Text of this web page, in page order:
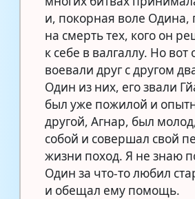
и, покорная воле Одина,
на смерть тех, кого он
к себе в валгаллу. Но
воевали друг с другом
Один из них, его звали
был уже пожилой и
другой, Агнар, был
собой и совершал свой
жизни поход. Я не знаю
Один за что-то любил
и обещал ему помощь.